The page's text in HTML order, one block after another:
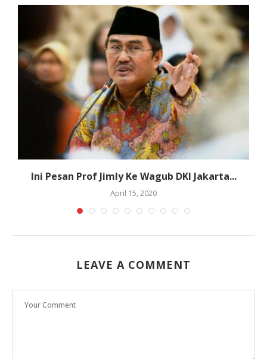
Ini Pesan Prof Jimly Ke Wagub DKI Jakarta...
April 15, 2020
LEAVE A COMMENT